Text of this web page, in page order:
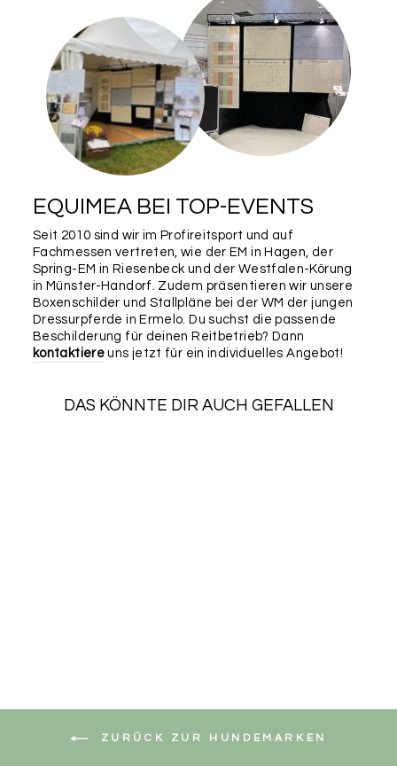
EQUIMEA BEI TOP-EVENTS
Seit 2010 sind wir im Profireitsport und auf
Fachmessen vertreten, wie der EM in Hagen, der
Spring-EM in Riesenbeck und der Westfalen-Körung
in Münster-Handorf. Zudem präsentieren wir unsere
Boxenschilder und Stallpläne bei der WM der jungen
Dressurpferde in Ermelo. Du suchst die passende
Beschilderung für deinen Reitbetrieb? Dann
kontaktiere uns jetzt für ein individuelles Angebot!
DAS KÖNNTE DIR AUCH GEFALLEN
ZURÜCK ZUR HUNDEMARKEN